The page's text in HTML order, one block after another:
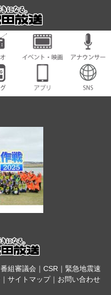
番組審議会 ｜ CSR｜ 緊急地震速
｜ サイトマップ｜ お問い合わせ